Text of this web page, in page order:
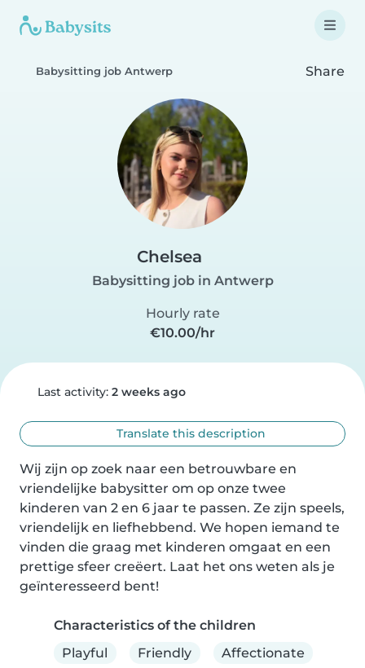
Babysitting job Antwerp Share
Chelsea
Babysitting job in Antwerp
Hourly rate
€10.00/hr
Last activity: 2 weeks ago
Translate this description
Wij zijn op zoek naar een betrouwbare en
vriendelijke babysitter om op onze twee
kinderen van 2 en 6 jaar te passen. Ze zijn speels,
vriendelijk en liefhebbend. We hopen iemand te
vinden die graag met kinderen omgaat en een
prettige sfeer creëert. Laat het ons weten als je
geïnteresseerd bent!
Characteristics of the children
Playful
Friendly Affectionate